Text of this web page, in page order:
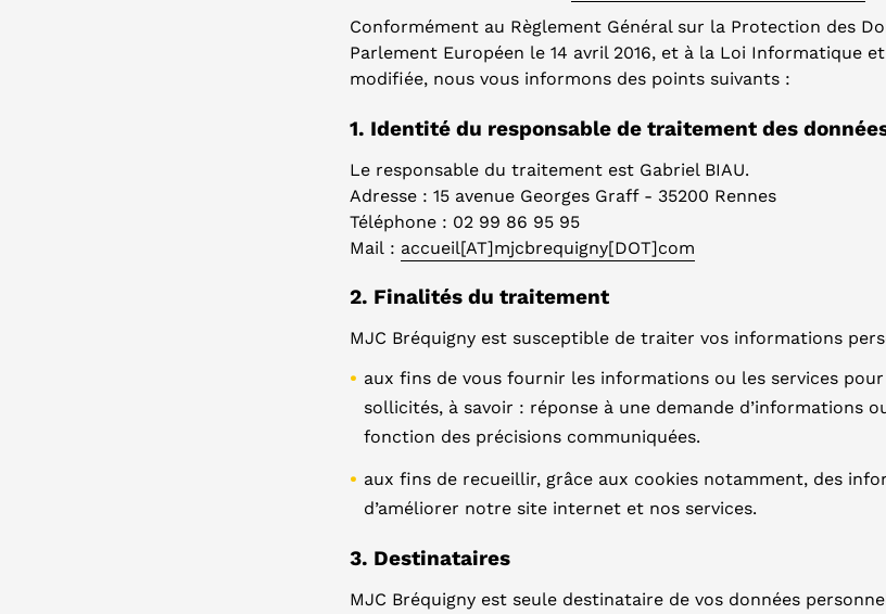
Conformément au Règlement Général sur la Protection des
Parlement Européen le 14 avril 2016, et à la Loi Informatique
modifiée, nous vous informons des points suivants :
1. Identité du responsable de traitement des
Le responsable du traitement est Gabriel BIAU.
Adresse : 15 avenue Georges Graff - 35200 Rennes
Téléphone : 02 99 86 95 95
Mail : accueil[AT]mjcbrequigny[DOT]com
2. Finalités du traitement
MJC Bréquigny est susceptible de traiter vos informations
aux fins de vous fournir les informations ou les services
sollicités, à savoir : réponse à une demande d’informations
fonction des précisions communiquées.
aux fins de recueillir, grâce aux cookies notamment, des
d’améliorer notre site internet et nos services.
3. Destinataires
MJC Bréquigny est seule destinataire de vos données